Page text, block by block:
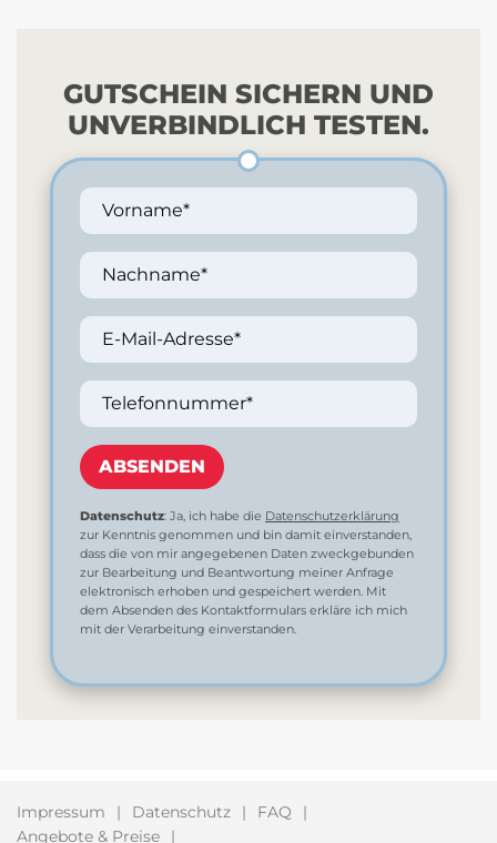
GUTSCHEIN SICHERN UND
UNVERBINDLICH TESTEN.
Vorname*
Nachname*
E-Mail-Adresse*
Telefonnummer*
ABSENDEN
Datenschutz: Ja, ich habe die Datenschutzerklärung
zur Kenntnis genommen und bin damit einverstanden,
dass die von mir angegebenen Daten zweckgebunden
zur Bearbeitung und Beantwortung meiner Anfrage
elektronisch erhoben und gespeichert werden. Mit
dem Absenden des Kontaktformulars erkläre ich mich
mit der Verarbeitung einverstanden.
Impressum Datenschutz
FAQ
Angebote & Preise